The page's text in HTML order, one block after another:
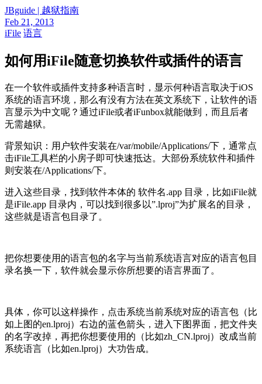
JBguide | 越狱指南
Feb 21, 2013
iFile 语言
如何用iFile随意切换软件或插件的语言
在一个软件或插件支持多种语言时，显示何种语言取决于iOS
系统的语言环境，那么有没有方法在英文系统下，让软件的语
言显示为中文呢？通过iFile或者iFunbox就能做到，而且后者
无需越狱。
背景知识：用户软件安装在/var/mobile/Applications/下，通常点
击iFile工具栏的小房子即可快速抵达。大部份系统软件和插件
则安装在/Applications/下。
进入这些目录，找到软件本体的 软件名.app 目录，比如iFile就
是iFile.app 目录内，可以找到很多以”.lproj”为扩展名的目录，
这些就是语言包目录了。
把你想要使用的语言包的名字与当前系统语言对应的语言包目
录名换一下，软件就会显示你所想要的语言界面了。
具体，你可以这样操作，点击系统当前系统对应的语言包（比
如上图的en.lproj）右边的蓝色箭头，进入下图界面，把文件夹
的名字改掉，再把你想要使用的（比如zh_CN.lproj）改成当前
系统语言（比如en.lproj）大功告成。